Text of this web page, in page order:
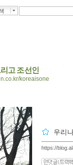
고 조선인
koreaisone
우리
https://